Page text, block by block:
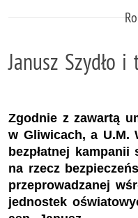
Janusz Szydło
Zgodnie z zawartą
w Gliwicach, a U.M.
bezpłatnej kampanii
na rzecz
przeprowadzanej
jednostek